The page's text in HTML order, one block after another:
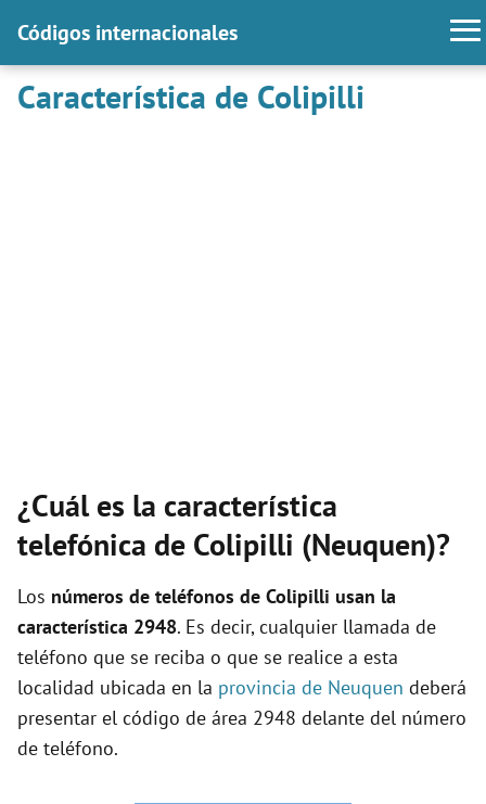
Códigos internacionales
Característica de Colipilli
¿Cuál es la característica
telefónica de Colipilli (Neuquen)?
Los números de teléfonos de Colipilli usan la
característica 2948. Es decir, cualquier llamada de
teléfono que se reciba o que se realice a esta
localidad ubicada en la provincia de Neuquen deberá
presentar el código de área 2948 delante del número
de teléfono.